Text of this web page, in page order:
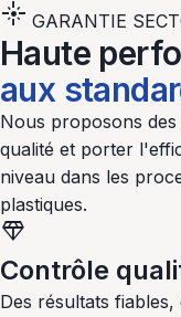
flare GARANTIE
Haute
aux
Nous proposons
qualité et porter
niveau dans les
plastiques.
diamond
Contrôle
Des résultats